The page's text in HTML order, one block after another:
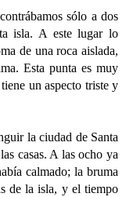
sólo a dos
isla. A este lugar lo
de una roca aislada,
Esta punta es muy
un aspecto triste y
la ciudad de Santa
casas. A las ocho ya
calmado; la bruma
de la isla, y el tiempo